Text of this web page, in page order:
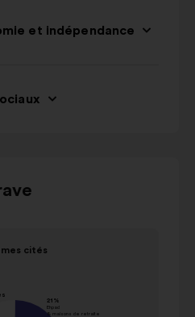
et indépendance
cités